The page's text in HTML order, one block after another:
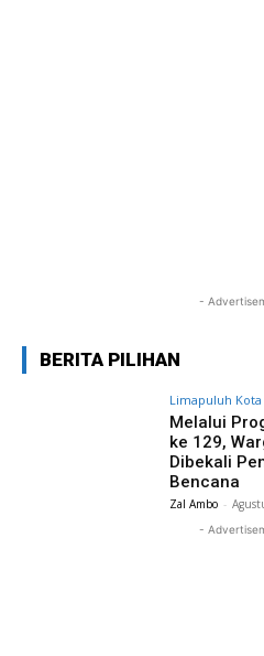
-
BERITA PILIHAN
Limapuluh Kota
Melalui
ke 129,
Dibekali
Bencana
Zal Ambo -
-